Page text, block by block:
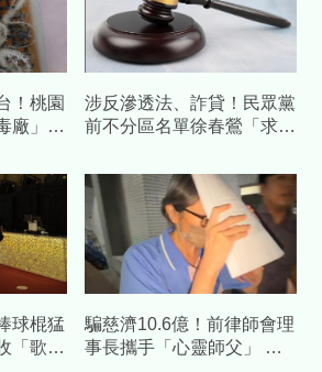
！桃園
廠」逮
涉反滲透法、詐貸！民眾黨
前不分區名單徐春鶯「求刑
交保
球棍猛
「歌劇
騙慈濟10.6億！前律師會理
事長攜手「心靈師父」 天